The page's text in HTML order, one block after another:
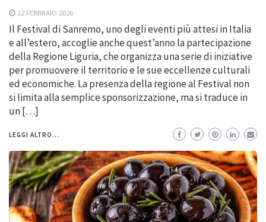
12 FEBBRAIO 2026
Il Festival di Sanremo, uno degli eventi più attesi in Italia
e all’estero, accoglie anche quest’anno la partecipazione
della Regione Liguria, che organizza una serie di iniziative
per promuovere il territorio e le sue eccellenze culturali
ed economiche. La presenza della regione al Festival non
si limita alla semplice sponsorizzazione, ma si traduce in
un […]
LEGGI ALTRO...